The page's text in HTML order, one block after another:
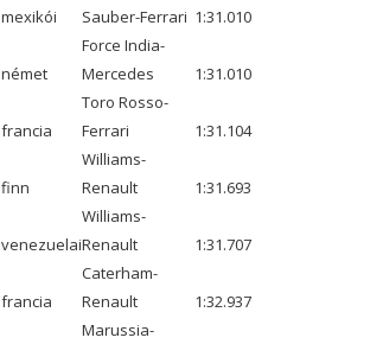
mexikói Sauber-Ferrari 1:31.010
német
Force India-
Mercedes
1:31.010
francia
Toro Rosso-
Ferrari
1:31.104
finn
Williams-
Renault
1:31.693
venezuelai
Williams-
Renault
1:31.707
francia
Caterham-
Renault
1:32.937
Marussia-